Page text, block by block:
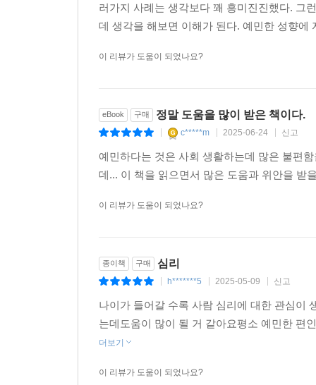
사람’이 되기 위해 유의해야 할 대목이다.
세상을 보는 시각을 넓힐 수 있다
심리 문제와 더불어 ‘돌봄’ ‘자살 유가족’ ‘노인
예민성 연구를 확장한 전문의로서의 깊은 통
정상성만을 좇는 사회구조로 인해 개인의 심리
필요하지만, 더 중요한 것은 사회적으로도 개개
나를 안전하게 돌볼 수 있는지 이 책에서 그 답을
러가지 사례는 생각보다 꽤 흥미진진했다. 그
데 생각을 해보면 이해가 된다. 예민한 성향
이 리뷰가 도움이 되었나요?
eBook 구매 정말 도움을 많이 받은 책이다.
c*****m 2025-06-24 신고
예민하다는 것은 사회 생활하는데 많은 불편
데... 이 책을 읽으면서 많은 도움과 위안을 받
이 리뷰가 도움이 되었나요?
종이책 구매 심리
h*******5 2025-05-09 신고
나이가 들어갈 수록 사람 심리에 대한 관심이
는데도움이 많이 될 거 같아요평소 예민한 편
더보기
이 리뷰가 도움이 되었나요?